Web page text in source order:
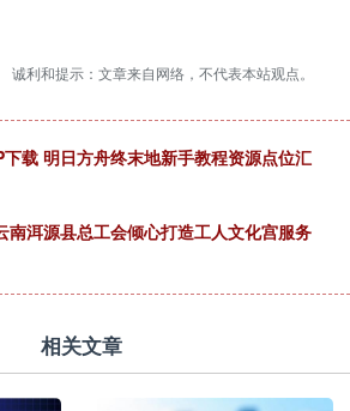
诚利和提示：文章来自网络，不代表本站观点。
载 明日方舟终末地新手教程资源点位汇
南洱源县总工会倾心打造工人文化宫服务
相关文章